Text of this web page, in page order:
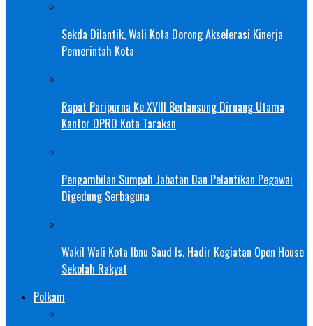
Sekda Dilantik, Wali Kota Dorong Akselerasi Kinerja
Pemerintah Kota
Rapat Paripurna Ke XVIII Berlansung Diruang Utama
Kantor DPRD Kota Tarakan
Pengambilan Sumpah Jabatan Dan Pelantikan Pegawai
Digedung Serbaguna
Wakil Wali Kota Ibnu Saud Is, Hadir Kegiatan Open House
Sekolah Rakyat
Polkam